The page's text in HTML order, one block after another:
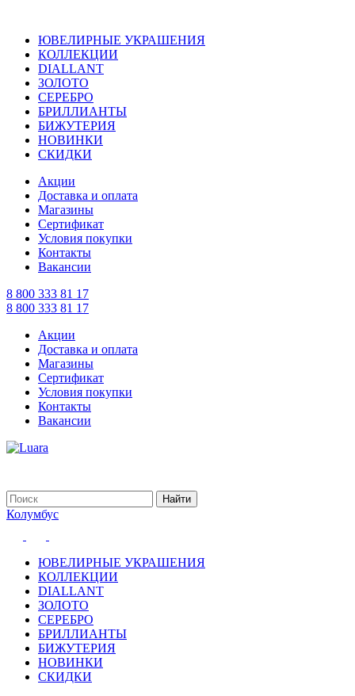
ЮВЕЛИРНЫЕ УКРАШЕНИЯ
КОЛЛЕКЦИИ
DIALLANT
ЗОЛОТО
СЕРЕБРО
БРИЛЛИАНТЫ
БИЖУТЕРИЯ
НОВИНКИ
СКИДКИ
Акции
Доставка и оплата
Магазины
Сертификат
Условия покупки
Контакты
Вакансии
8 800 333 81 17
8 800 333 81 17
Акции
Доставка и оплата
Магазины
Сертификат
Условия покупки
Контакты
Вакансии
Колумбус
ЮВЕЛИРНЫЕ УКРАШЕНИЯ
КОЛЛЕКЦИИ
DIALLANT
ЗОЛОТО
СЕРЕБРО
БРИЛЛИАНТЫ
БИЖУТЕРИЯ
НОВИНКИ
СКИДКИ